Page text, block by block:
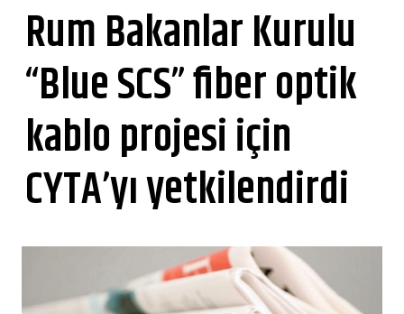
Rum Bakanlar Kurulu
“Blue SCS” fiber optik
kablo projesi için
CYTA’yı yetkilendirdi